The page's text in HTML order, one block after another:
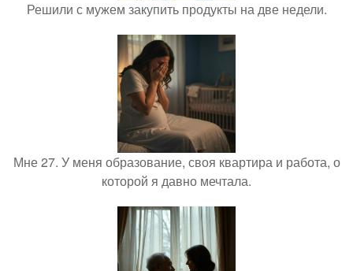
Решили с мужем закупить продукты на две недели.
Мне 27. У меня образование, своя квартира и работа, о
которой я давно мечтала.